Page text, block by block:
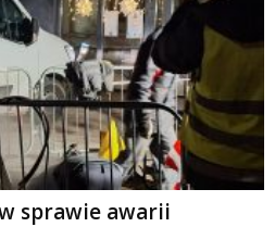
w sprawie awarii